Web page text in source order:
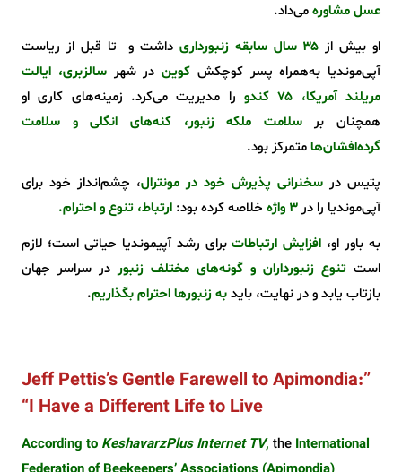
عسل مشاورهمی‌داد.
او بیش از ۳۵ سال سابقه زنبورداری
داشت و تا قبل از ریاست
آپی‌موندیا به‌همراه پسر کوچکش کوین در شهرسالزبری، ایالت
مریلند آمریکا، ۷۵ کندو
را مدیریت می‌کرد. زمینه‌های کاری او
همچنان برسلامت ملکه زنبور، کنه‌های انگلیو سلامت
گرده‌افشان‌هامتمرکز بود.
پتیس در سخنرانی پذیرش خود در مونترال، چشم‌انداز خود برای
آپی‌موندیا را در3 واژه خلاصه کرده بود: ارتباط، تنوع و احترام.
به باور او، افزایش ارتباطاتبرای رشد آپیموندیا حیاتی است؛ لازم
است تنوع زنبورداران و گونه‌های مختلف زنبور در سراسر جهان
بازتاب یابد و در نهایت، بایدبه زنبورها احترام بگذاریم.
”Jeff Pettis’s Gentle Farewell to Apimondia:
“I Have a Different Life to Live
According to KeshavarzPlus Internet TV, the International